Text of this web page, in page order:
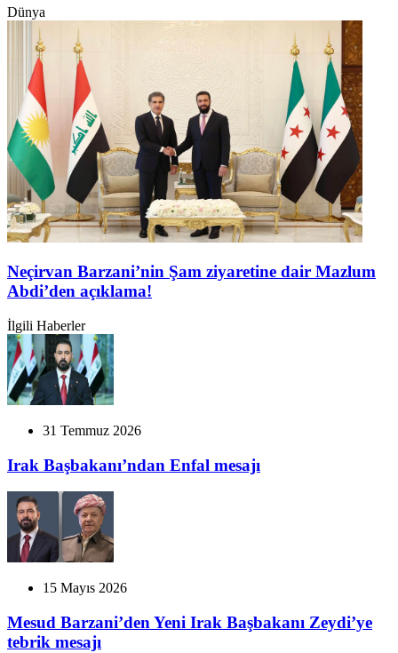
Dünya
Neçirvan Barzani’nin Şam ziyaretine dair Mazlum
Abdi’den açıklama!
İlgili Haberler
31 Temmuz 2026
Irak Başbakanı’ndan Enfal mesajı
15 Mayıs 2026
Mesud Barzani’den Yeni Irak Başbakanı Zeydi’ye
tebrik mesajı